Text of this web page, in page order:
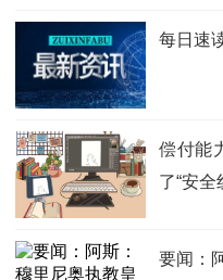
每日速
偿付能
了“安全
要闻：